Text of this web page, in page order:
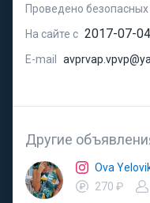
Проведено
На сайте с 2017-07-04
E-mail
Другие
Ova
270 ₽